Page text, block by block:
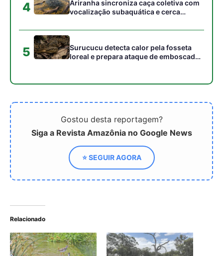
Relacionado
Zona úmida de Lhalu se
torna símbolo global de
conservação
Benefícios de áreas
úmidas restauradas para
o clima e a resiliência à
seca após apenas um ano
Estudo revela que áreas
úmidas do Cerrado